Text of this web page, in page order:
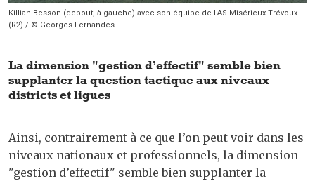
Killian Besson (debout, à gauche) avec son équipe de l'AS Misérieux Trévoux
(R2) / © Georges Fernandes
La dimension "gestion d’effectif" semble bien
supplanter la question tactique aux niveaux
districts et ligues
Ainsi, contrairement à ce que l’on peut voir dans les
niveaux nationaux et professionnels, la dimension
"gestion d’effectif" semble bien supplanter la